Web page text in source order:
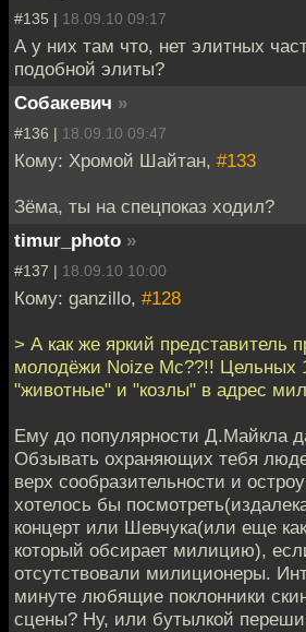
#135 | 18.09.10 09:17
А у них там что, нет элитных
подобной элиты?
Собакевич »
#136 | 18.09.10 09:47
Кому: Хромой Шайтан, #133
Зёма, ты на спецпоказ ходил?
timur_photo »
#137 | 18.09.10 10:00
Кому: ganzillo, #128
> А как же яркий представитель
молодёжи Noize Mc??!! Цельных
"животные" и "козлы" в адрес
Ему до популярности Д.Майкла
Обзывать охраняющих тебя
верх сообразительности и
хотелось бы
концерт или Шевчука(или еще
который обсирает милицию),
отсутствовали милиционеры.
минуте любящие поклонники
сцены? Ну, или бутылкой